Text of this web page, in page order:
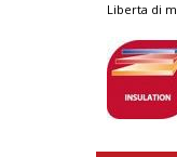
liberta di